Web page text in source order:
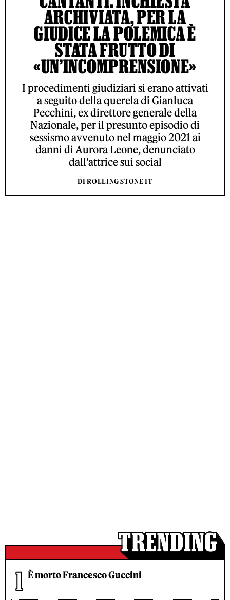
ARCHIVIATA, PER LA
GIUDICE LA POLEMICA È
STATA FRUTTO DI
«UN’INCOMPRENSIONE»
I procedimenti giudiziari si erano attivati
a seguito della querela di Gianluca
Pecchini, ex direttore generale della
Nazionale, per il presunto episodio di
sessismo avvenuto nel maggio 2021 ai
danni di Aurora Leone, denunciato
dall'attrice sui social
DI ROLLING STONE IT
È morto Francesco Guccini